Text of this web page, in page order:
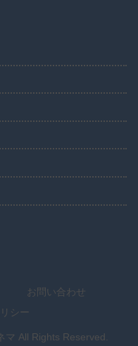
お問い合わせ
シー
All Rights Reserved.